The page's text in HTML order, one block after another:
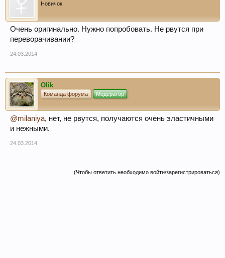
Новичок
Очень оригинально. Нужно попробовать. Не рвутся при
переворачивании?
24.03.2014
Olik
Команда форума Модератор
@milaniya, нет, не рвутся, получаются очень эластичными
и нежными.
24.03.2014
(Чтобы ответить необходимо войти/зарегистрироваться)